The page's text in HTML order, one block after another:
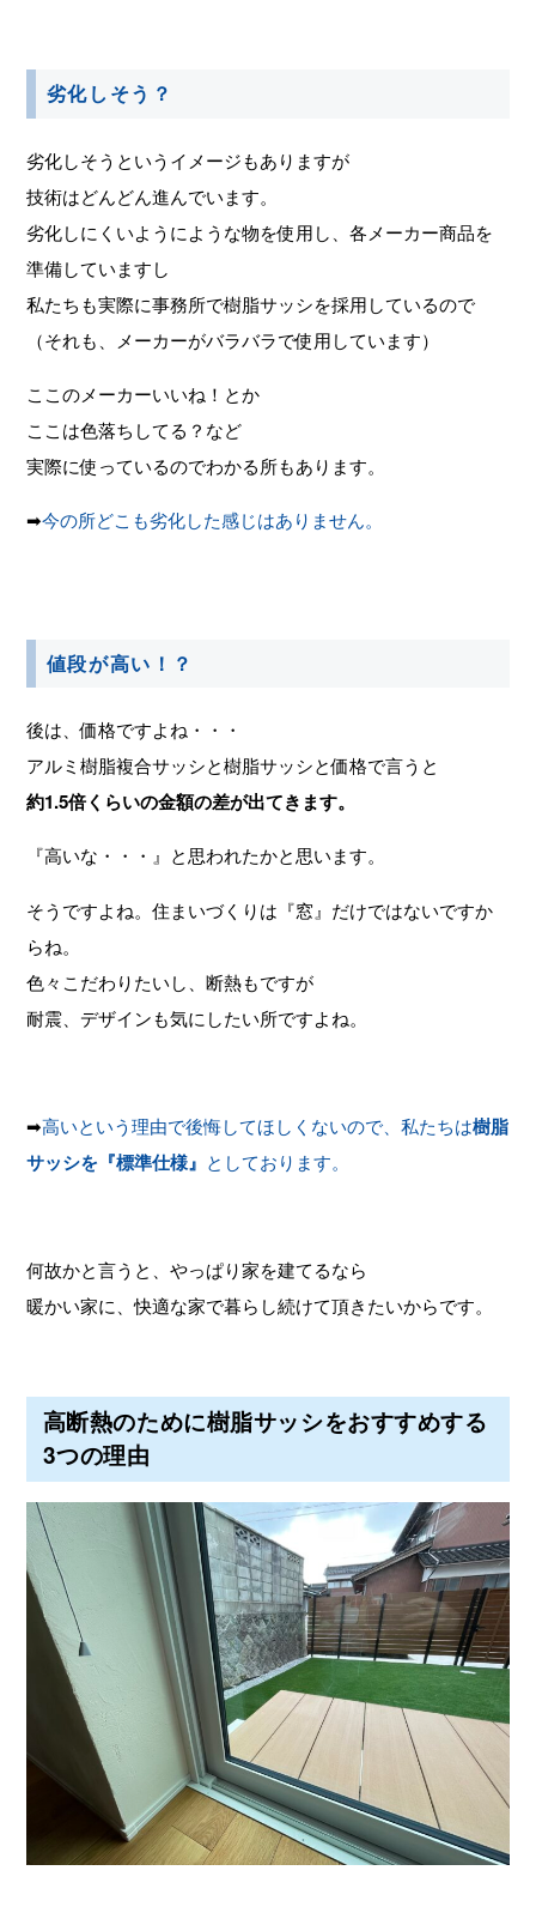
劣化しそう？
劣化しそうというイメージもありますが
技術はどんどん進んでいます。
劣化しにくいようにような物を使用し、各メーカー商品を
準備していますし
私たちも実際に事務所で樹脂サッシを採用しているので
（それも、メーカーがバラバラで使用しています）
ここのメーカーいいね！とか
ここは色落ちしてる？など
実際に使っているのでわかる所もあります。
➡今の所どこも劣化した感じはありません。
値段が高い！？
後は、価格ですよね・・・
アルミ樹脂複合サッシと樹脂サッシと価格で言うと
約1.5倍くらいの金額の差が出てきます。
『高いな・・・』と思われたかと思います。
そうですよね。住まいづくりは『窓』だけではないですか
らね。
色々こだわりたいし、断熱もですが
耐震、デザインも気にしたい所ですよね。
➡高いという理由で後悔してほしくないので、私たちは樹脂
サッシを『標準仕様』 としております。
何故かと言うと、やっぱり家を建てるなら
暖かい家に、快適な家で暮らし続けて頂きたいからです。
高断熱のために樹脂サッシをおすすめする
3つの理由